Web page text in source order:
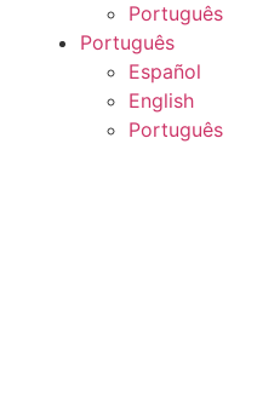
Português
Português
Español
English
Português